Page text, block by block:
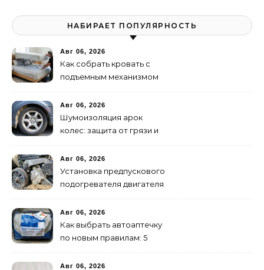
НАБИРАЕТ ПОПУЛЯРНОСТЬ
Авг 06, 2026
Как собрать кровать с
подъемным механизмом
инструкция
Авг 06, 2026
Шумоизоляция арок
колес: защита от грязи и
Авг 06, 2026
Установка предпускового
подогревателя двигателя
Авг 06, 2026
Как выбрать автоаптечку
по новым правилам: 5
Авг 06, 2026